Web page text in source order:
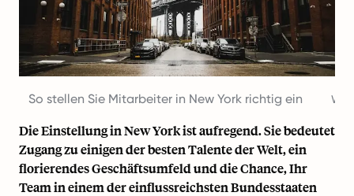
So stellen Sie Mitarbeiter in New York richtig ein
Die Einstellung in New York ist aufregend. Sie bedeutet
Zugang zu einigen der besten Talente der Welt, ein
florierendes Geschäftsumfeld und die Chance, Ihr
Team in einem der einflussreichsten Bundesstaaten